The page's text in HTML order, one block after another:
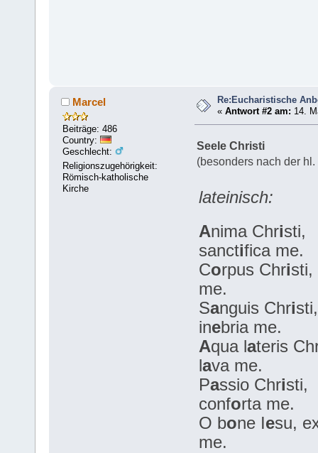
Marcel
Beiträge: 486
Country:
Geschlecht:
Religionszugehörigkeit:
Römisch-katholische
Kirche
Re:Eucharistische
«Antwort #2 am: 14.
Seele Christi
(besonders nach der
lateinisch:
Anima Christi,
sanctifica me.
Corpus Christi,
me.
Sanguis Christi,
inebria me.
Aqua lateris
lava me.
Passio Christi,
conforta me.
O bone Iesu,
me.